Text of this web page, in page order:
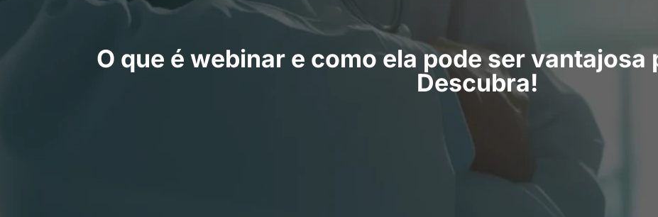
O que é webinar e como ela pode ser vantajosa
Descubra!